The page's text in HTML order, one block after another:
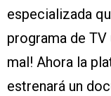
especializada
programa de TV
mal! Ahora la
estrenará un